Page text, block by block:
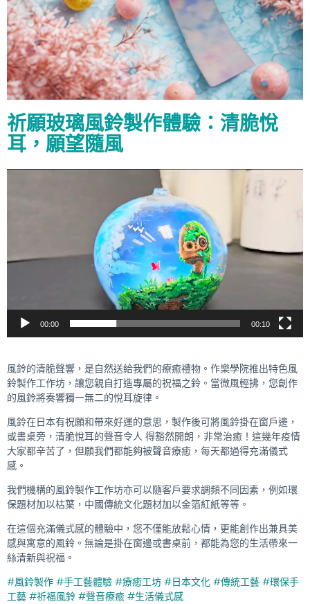
祈願玻璃風鈴製作體驗：清脆悅
耳，願望隨風
00:00 00:10
風鈴的清脆聲響，是自然送給我們的療癒禮物。作樂學院推出特色風
鈴製作工作坊，讓您親自打造專屬的祝福之鈴。當微風輕拂，您創作
的風鈴將奏響獨一無二的悅耳旋律。
風鈴在日本有祝願和帶來好運的意思，製作後可將風鈴掛在窗戶邊，
或書桌旁，清脆悅耳的聲音令人 得豁然開朗，非常治癒！這幾年疫情
大家都辛苦了，但願我們都能夠被聲音療癒，每天都過得充滿儀式
感。
我們機構的風鈴製作工作坊亦可以隨客戶要求調頻不同因素，例如環
保題材加以枯葉，中國傳統文化題材加以金箔紅紙等等。
在這個充滿儀式感的體驗中，您不僅能放鬆心情，更能創作出兼具美
感與寓意的風鈴。無論是掛在窗邊或書桌前，都能為您的生活帶來一
絲清新與祝福。
#風鈴製作 #手工藝體驗 #療癒工坊 #日本文化 #傳統工藝 #環保手
工藝 #祈福風鈴 #聲音療癒 #生活儀式感